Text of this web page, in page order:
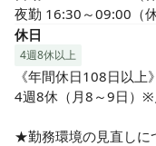
夜勤 16:30～09:00（
休日
4週8休以上
《年間休日108日以上》
4週8休（月8～9日）※
★勤務環境の見直しに